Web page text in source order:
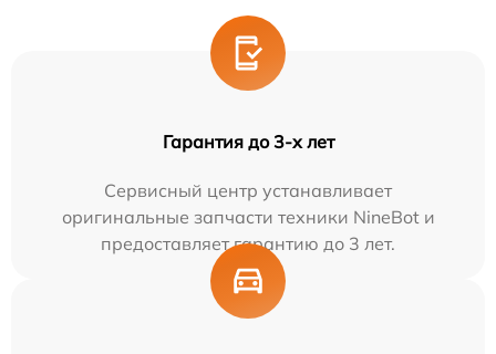
Гарантия до 3-х лет
Сервисный центр устанавливает
оригинальные запчасти техники NineBot и
предоставляет гарантию до 3 лет.